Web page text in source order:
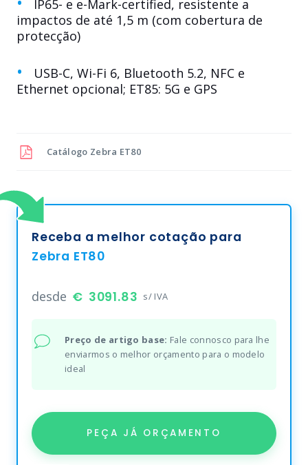
IP65- e e-Mark-certified, resistente a
impactos de até 1,5 m (com cobertura de
protecção)
USB-C, Wi-Fi 6, Bluetooth 5.2, NFC e
Ethernet opcional; ET85: 5G e GPS
Catálogo Zebra ET80
Receba a melhor cotação para
Zebra ET80
desde 3091.83 s/ IVA
Preço de artigo base: Fale connosco para lhe
enviarmos o melhor orçamento para o modelo
ideal
PEÇA JÁ ORÇAMENTO